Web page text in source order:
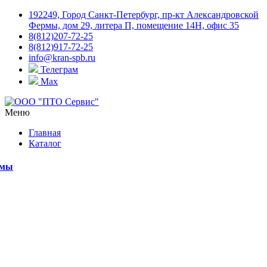
192249, Город Санкт-Петербург, пр-кт Александровской
Фермы, дом 29, литера П, помещение 14Н, офис 35
8(812)207-72-25
8(812)917-72-25
info@kran-spb.ru
Телеграм
Max
Меню
Главная
Каталог